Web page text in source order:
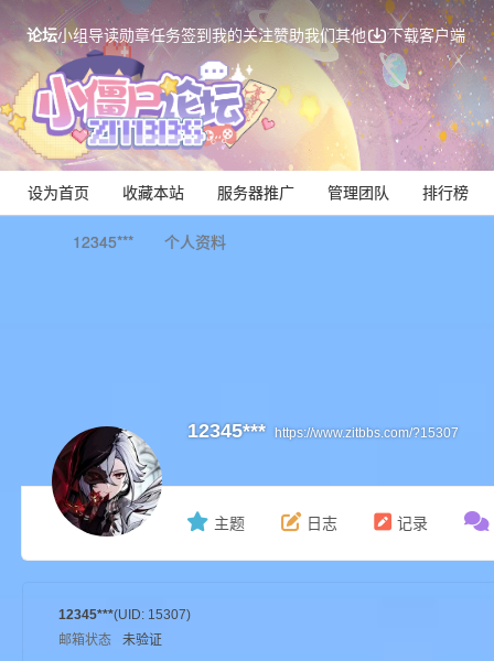
论坛小组导读勋章任务签到我的关注赞助我们其他 下载客户端
设为首页 收藏本站 服务器推广 管理团队 排行榜
ne
12345*** 个人资料
12345*** https://www.zitbbs.com/?15307
主题 日志 记录
12345***(UID: 15307)
邮箱状态
未验证